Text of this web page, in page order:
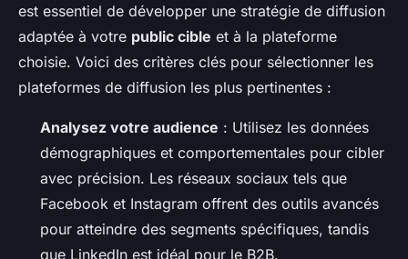
est essentiel de développer une stratégie de diffusion
adaptée à votre public cible et à la plateforme
choisie. Voici des critères clés pour sélectionner les
plateformes de diffusion les plus pertinentes :
Analysez votre audience : Utilisez les données
démographiques et comportementales pour cibler
avec précision. Les réseaux sociaux tels que
Facebook et Instagram offrent des outils avancés
pour atteindre des segments spécifiques, tandis
que LinkedIn est idéal pour le B2B.